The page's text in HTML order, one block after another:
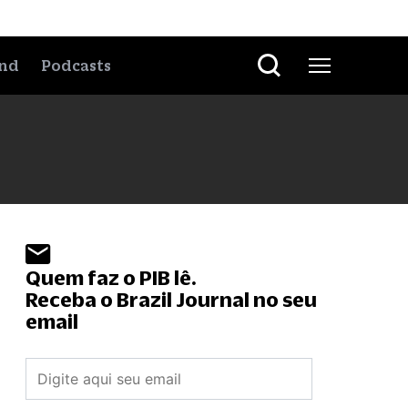
Podcasts
Quem faz o PIB lê.
Receba o Brazil Journal no seu
email